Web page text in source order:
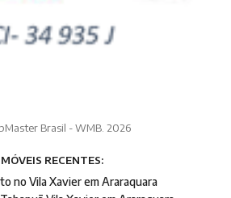
Brasil - WMB. 2026
RECENTES:
no Vila Xavier em Araraquara